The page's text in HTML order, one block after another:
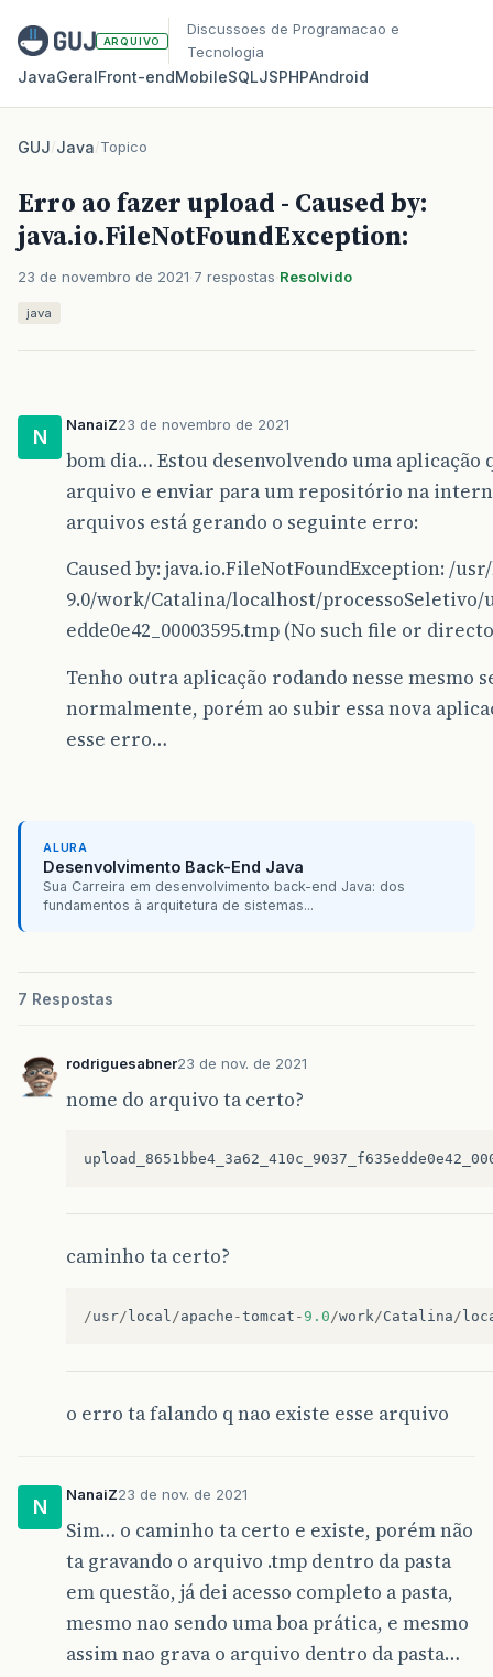
ARQUIVO
Discussoes de Programacao e
Tecnologia
JavaGeralFront‑endMobileSQLJSPHPAndroid
GUJ/Java/Topico
Erro ao fazer upload - Caused by:
java.io.FileNotFoundException:
23 de novembro de 2021 7 respostas Resolvido
java
N
NanaiZ23 de novembro de 2021
bom dia… Estou desenvolvendo uma
arquivo e enviar para um repositório na
arquivos está gerando o seguinte erro:
Caused by: java.io.FileNotFoundException: /
9.0/work/Catalina/localhost/processoSeletivo/
edde0e42_00003595.tmp (No such file or
Tenho outra aplicação rodando nesse mesmo
normalmente, porém ao subir essa nova
esse erro…
ALURA
Desenvolvimento Back-End Java
Sua Carreira em desenvolvimento back-end Java: dos
fundamentos à arquitetura de sistemas...
7 Respostas
rodriguesabner23 de nov. de 2021
nome do arquivo ta certo?
caminho ta certo?
/usr/ local /apache -tomcat - 9.0 /work /Catalina /
o erro ta falando q nao existe esse arquivo
N
NanaiZ23 de nov. de 2021
Sim… o caminho ta certo e existe, porém não
ta gravando o arquivo .tmp dentro da pasta
em questão, já dei acesso completo a pasta,
mesmo nao sendo uma boa prática, e mesmo
assim nao grava o arquivo dentro da pasta…